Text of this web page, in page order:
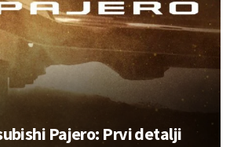
Pajero: Prvi detalji